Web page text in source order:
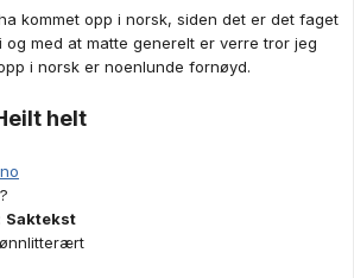
kommet opp i norsk, siden det er det faget
og med at matte generelt er verre tror jeg
i norsk er noenlunde fornøyd.
helt
Saktekst